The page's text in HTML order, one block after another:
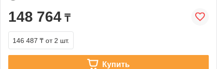
148 764 ₸
146 487 ₸ от 2 шт.
Купить